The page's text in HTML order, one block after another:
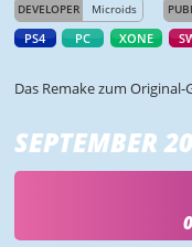
DEVELOPER Microids
PS4 PC XONE
Das Remake zum Original-
SEPTEMBER